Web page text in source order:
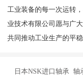
工业装备的每一次运转
业技术有限公司愿与广
共同推动工业生产的平稳
日本NSK进口轴承